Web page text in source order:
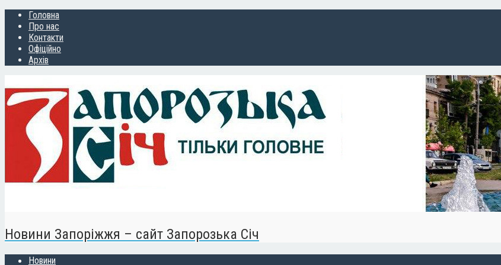
Головна
Про нас
Контакти
Офіційно
Архів
Новини Запоріжжя – сайт Запорозька Січ
Новини